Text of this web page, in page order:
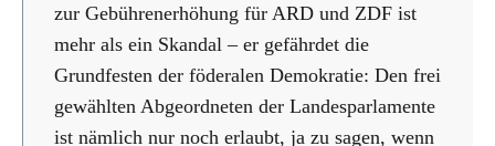
zur Gebührenerhöhung für ARD und ZDF ist
mehr als ein Skandal – er gefährdet die
Grundfesten der föderalen Demokratie: Den frei
gewählten Abgeordneten der Landesparlamente
ist nämlich nur noch erlaubt, ja zu sagen, wenn